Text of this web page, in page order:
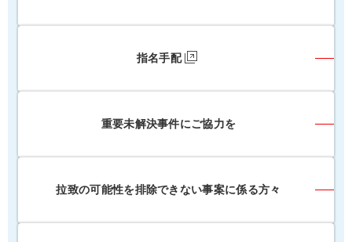
指名手配
重要未解決事件にご協力を
拉致の可能性を排除できない事案に係る方々